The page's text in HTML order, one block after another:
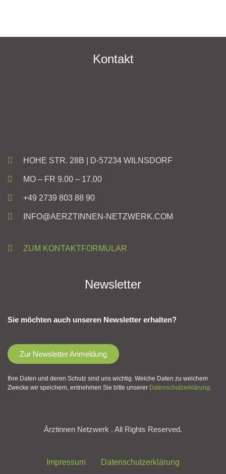
Kontakt
HOHE STR. 28B | D-57234 WILNSDORF
MO – FR 9.00 – 17.00
+49 2739 803 88 90
INFO@AERZTINNEN-NETZWERK.COM
ZUM KONTAKTFORMULAR
Newsletter
Sie möchten auch unseren Newsletter erhalten?
Zur Newsletter Anmeldung
Ihre Daten und deren Schutz sind uns wichtig. Welche Daten zu welchem
Zwecke wir speichern, entnehmen Sie bitte unserer Datenschutzerklärung.
Ärztinnen Netzwerk . All Rights Reserved.
Impressum Datenschutzerklärung